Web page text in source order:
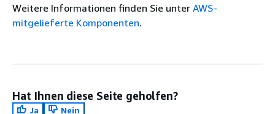
Weitere Informationen finden Sie unter AWS-
mitgelieferte Komponenten.
Hat Ihnen diese Seite geholfen?
Ja
Nein